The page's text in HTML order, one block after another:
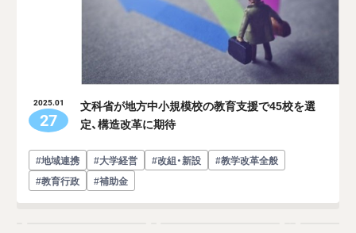
2025.01
27
文科省が地方中小規模校の教育支援で45校を選
定、構造改革に期待
#地域連携 #大学経営 #改組・新設
#教学改革全般
#教育行政
#補助金